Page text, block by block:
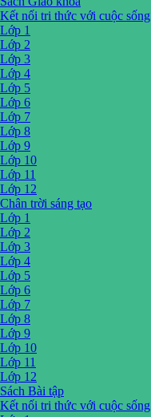
Kết nối tri thức với cuộc sống
Lớp 1
Lớp 2
Lớp 3
Lớp 4
Lớp 5
Lớp 6
Lớp 7
Lớp 8
Lớp 9
Lớp 10
Lớp 11
Lớp 12
Chân trời sáng tạo
Lớp 1
Lớp 2
Lớp 3
Lớp 4
Lớp 5
Lớp 6
Lớp 7
Lớp 8
Lớp 9
Lớp 10
Lớp 11
Lớp 12
Sách Bài tập
Kết nối tri thức với cuộc sống